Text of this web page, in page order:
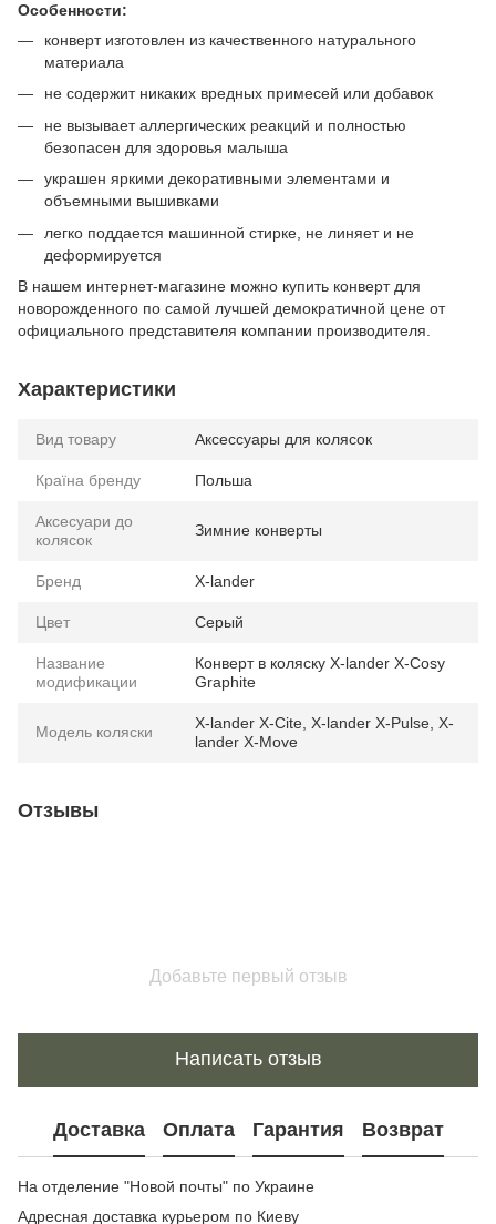
Особенности:
конверт изготовлен из качественного натурального
материала
не содержит никаких вредных примесей или добавок
не вызывает аллергических реакций и полностью
безопасен для здоровья малыша
украшен яркими декоративными элементами и
объемными вышивками
легко поддается машинной стирке, не линяет и не
деформируется
В нашем интернет-магазине можно купить конверт для
новорожденного по самой лучшей демократичной цене от
официального представителя компании производителя.
Характеристики
Вид товару Аксессуары для колясок
Країна бренду Польша
Аксесуари до
колясок
Зимние конверты
Бренд X-lander
Цвет Серый
Название
модификации
Конверт в коляску X-lander X-Cosy
Graphite
Модель коляски
X-lander X-Cite, X-lander X-Pulse, X-
lander X-Move
Отзывы
Добавьте первый отзыв
Написать отзыв
Доставка Оплата Гарантия Возврат
На отделение "Новой почты" по Украине
Адресная доставка курьером по Киеву